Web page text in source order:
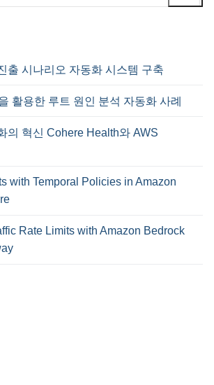
출 시나리오 자동화 시스템 구축
활용한 루트 원인 분석 자동화 사례
의 혁신 Cohere Health와 AWS
with Temporal Policies in Amazon
Rate Limits with Amazon Bedrock